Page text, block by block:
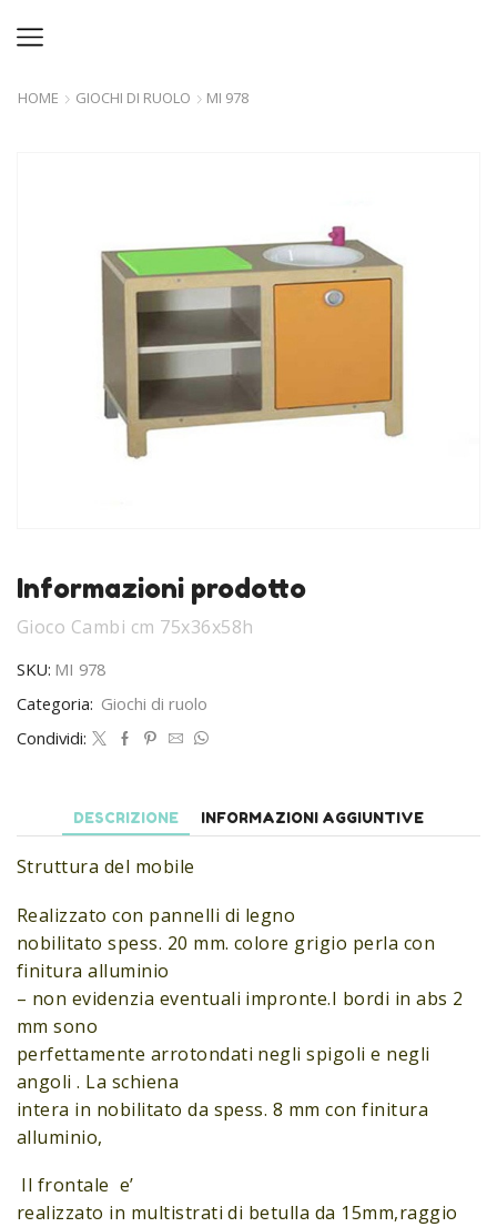
HOME GIOCHI DI RUOLO MI 978
Informazioni prodotto
Gioco Cambi cm 75x36x58h
SKU: MI 978
Categoria: Giochi di ruolo
Condividi:
DESCRIZIONE INFORMAZIONI AGGIUNTIVE
Struttura del mobile
Realizzato con pannelli di legno
nobilitato spess. 20 mm. colore grigio perla con
finitura alluminio
– non evidenzia eventuali impronte.I bordi in abs 2
mm sono
perfettamente arrotondati negli spigoli e negli
angoli . La schiena
intera in nobilitato da spess. 8 mm con finitura
alluminio,
Il frontale e’
realizzato in multistrati di betulla da 15mm,raggio